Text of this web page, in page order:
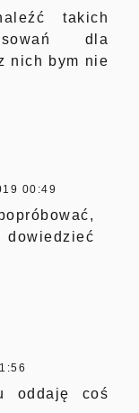
takich
dla
nich bym nie
00:49
dowiedzieć
oddaję coś